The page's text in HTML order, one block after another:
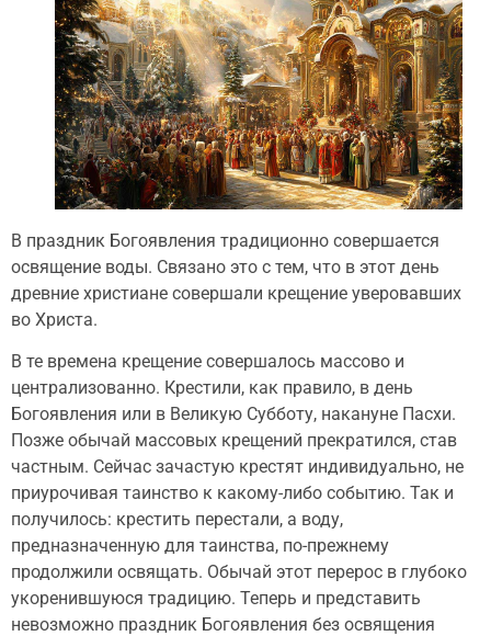
В праздник Богоявления традиционно совершается
освящение воды. Связано это с тем, что в этот день
древние христиане совершали крещение уверовавших
во Христа.
В те времена крещение совершалось массово и
централизованно. Крестили, как правило, в день
Богоявления или в Великую Субботу, накануне Пасхи.
Позже обычай массовых крещений прекратился, став
частным. Сейчас зачастую крестят индивидуально, не
приурочивая таинство к какому-либо событию. Так и
получилось: крестить перестали, а воду,
предназначенную для таинства, по-прежнему
продолжили освящать. Обычай этот перерос в глубоко
укоренившуюся традицию. Теперь и представить
невозможно праздник Богоявления без освящения